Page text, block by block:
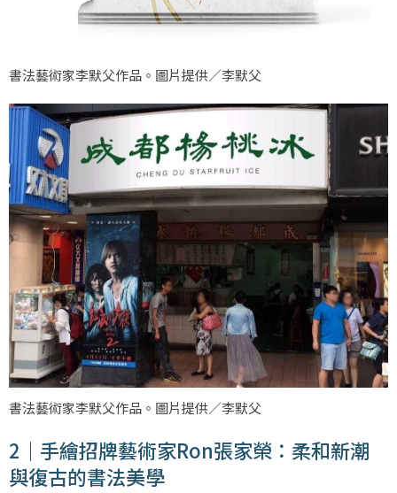
書法藝術家李默父作品。圖片提供／李默父
書法藝術家李默父作品。圖片提供／李默父
2｜手繪招牌藝術家Ron張家榮：柔和新潮
與復古的書法美學